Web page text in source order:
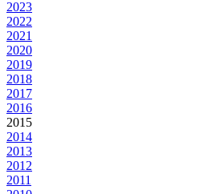
2023
2022
2021
2020
2019
2018
2017
2016
2015
2014
2013
2012
2011